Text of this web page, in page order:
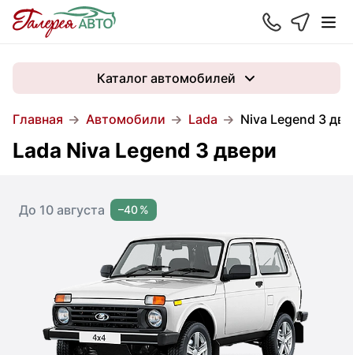
Главная Автомобили Lada Niva Legend 3
Каталог автомобилей
Lada Niva Legend 3 двери
До 10 августа –40 %